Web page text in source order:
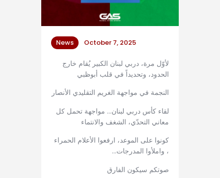
News October 7, 2025
لأوّل مرة، دربي لبنان الكبير يُقام خارج
الحدود، وتحديداً في قلب أبوظبي
النجمة في مواجهة الغريم التقليدي الأنصار
لقاء كأس دربي لبنان… مواجهة تحمل كل
معاني التحدّي، الشغف والانتماء
كونوا على الموعد، ارفعوا الأعلام الحمراء
، واملأوا المدرجات…
صوتكم سيكون الفارق